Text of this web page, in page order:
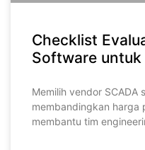
Checklist
Software
Memilih vendor
membandingkan harga
membantu tim